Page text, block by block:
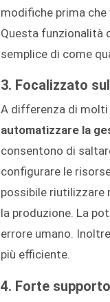
modifiche prima
Questa funzionalità
semplice di come
3. Focalizzato
A differenza di
automatizzare la
consentono di
configurare le
possibile riutilizzare
la produzione. La
errore umano.
più efficiente.
4. Forte